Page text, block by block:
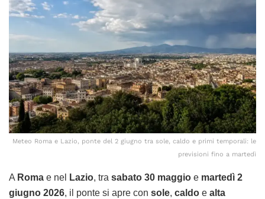
Meteo Roma e Lazio, ponte del 2 giugno tra sole, caldo e primi temporali: le
previsioni fino a martedì
A Roma e nel Lazio, tra sabato 30 maggio e martedì 2
giugno 2026, il ponte si apre con sole, caldo e alta